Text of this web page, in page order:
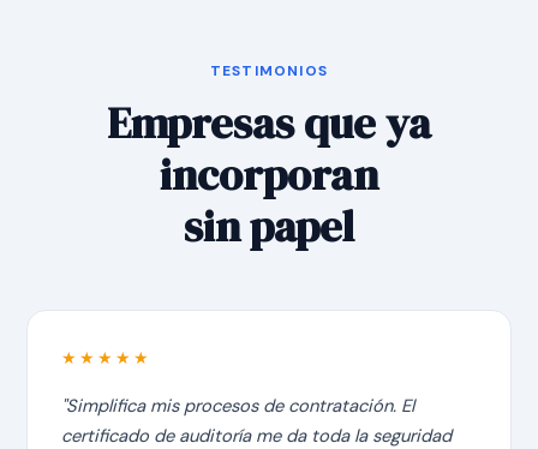
TESTIMONIOS
Empresas que ya
incorporan
sin papel
★★★★★
"Simplifica mis procesos de contratación. El
certificado de auditoría me da toda la seguridad